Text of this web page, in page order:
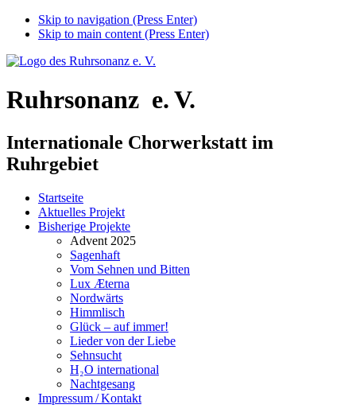
Skip to navigation (Press Enter)
Skip to main content (Press Enter)
Ruhrsonanz e.‍ ‍V.
Internationale Chorwerkstatt im
Ruhrgebiet
Startseite
Aktuelles Projekt
Bisherige Projekte
Advent 2025
Sagenhaft
Vom Sehnen und Bitten
Lux Æterna
Nordwärts
Himmlisch
Glück – auf immer!
Lieder von der Liebe
Sehnsucht
H₂O international
Nachtgesang
Impressum / Kontakt